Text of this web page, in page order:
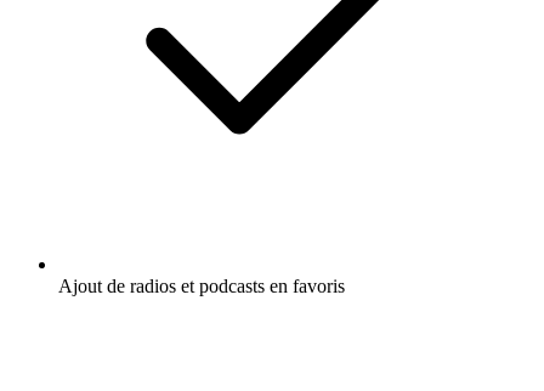
Ajout de radios et podcasts en favoris